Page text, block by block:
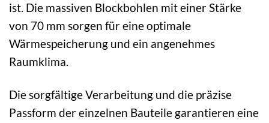
ist. Die massiven Blockbohlen mit einer Stärke
von 70 mm sorgen für eine optimale
Wärmespeicherung und ein angenehmes
Raumklima.
Die sorgfältige Verarbeitung und die präzise
Passform der einzelnen Bauteile garantieren eine